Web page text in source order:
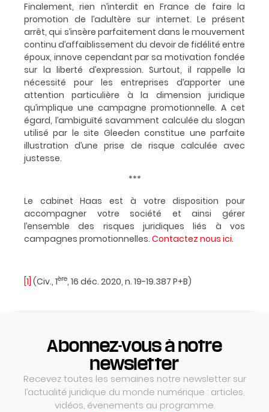
Finalement, rien n’interdit en France de faire la
promotion de l’adultère sur internet. Le présent
arrêt, qui s’insère parfaitement dans le mouvement
continu d’affaiblissement du devoir de fidélité entre
époux, innove cependant par sa motivation fondée
sur la liberté d’expression. Surtout, il rappelle la
nécessité pour les entreprises d’apporter une
attention particulière à la dimension juridique
qu’implique une campagne promotionnelle. A cet
égard, l’ambiguïté savamment calculée du slogan
utilisé par le site Gleeden constitue une parfaite
illustration d’une prise de risque calculée avec
justesse.
***
Le cabinet Haas est à votre disposition pour
accompagner votre société et ainsi gérer
l’ensemble des risques juridiques liés à vos
campagnes promotionnelles. Contactez nous ici.
[1] (Civ., 1ère, 16 déc. 2020, n. 19-19.387 P+B)
Abonnez-vous à notre
newsletter
Recevez toutes les semaines notre newsletter sur
l’actualité juridique du monde numérique : articles,
vidéos, évenements au programme.